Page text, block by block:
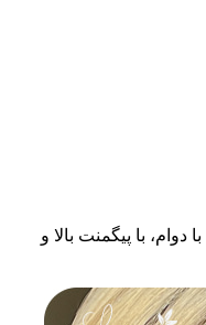
با دوام، با پیگمنت بالا و